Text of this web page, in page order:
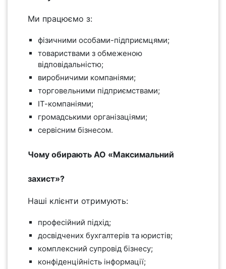
Ми працюємо з:
фізичними особами-підприємцями;
товариствами з обмеженою
відповідальністю;
виробничими компаніями;
торговельними підприємствами;
ІТ-компаніями;
громадськими організаціями;
сервісним бізнесом.
Чому обирають АО «Максимальний
захист»?
Наші клієнти отримують:
професійний підхід;
досвідчених бухгалтерів та юристів;
комплексний супровід бізнесу;
конфіденційність інформації;